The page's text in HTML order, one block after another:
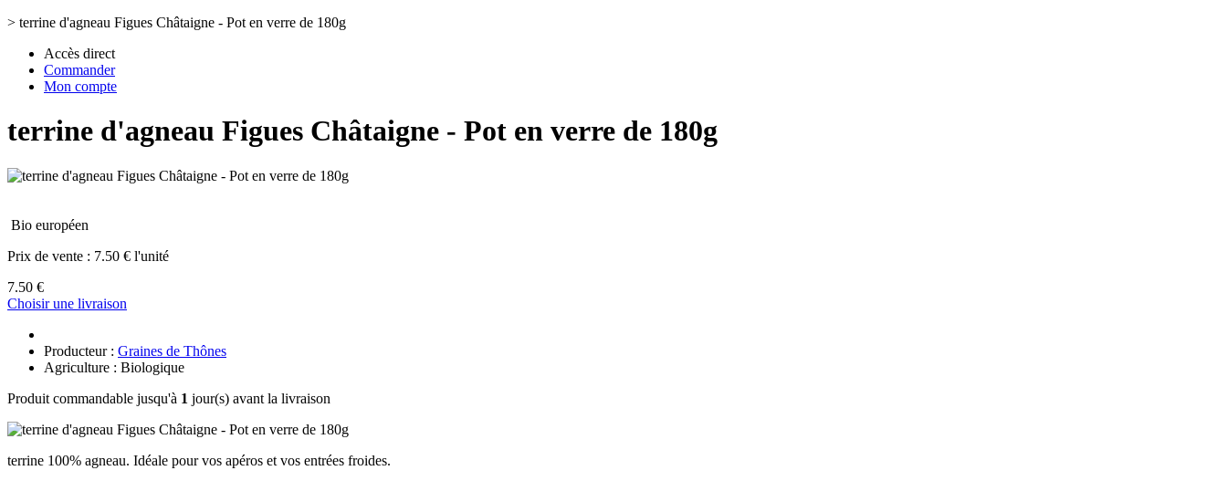
> terrine d'agneau Figues Châtaigne - Pot en verre de 180g
Accès direct
Commander
Mon compte
terrine d'agneau Figues Châtaigne - Pot en verre de 180g
Bio européen
Prix de vente : 7.50 € l'unité
7.50 €
Choisir une livraison
Producteur : Graines de Thônes
Agriculture : Biologique
Produit commandable jusqu'à 1 jour(s) avant la livraison
terrine 100% agneau. Idéale pour vos apéros et vos entrées froides.